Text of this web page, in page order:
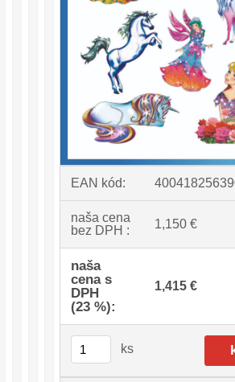
EAN kód:
naša cena
bez DPH :
1,150 €
naša
cena s
DPH
(23 %):
1,415 €
ks